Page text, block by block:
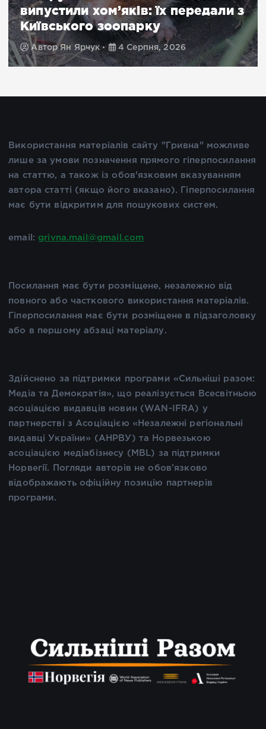
випустили хом’яків: їх передали з
Київського зоопарку
АвторЯн Ярчук 4 Серпня, 2026
Використання матеріалів сайту "Гривна" можливе
лише за умови позначення прямого гіперпосилання
на статтю, а також із обов'язковим вказуванням
автора статті (якщо його вказано). Гіперпосилання
має бути відкритим для пошукових систем.
email: grivna.mail@gmail.com
Посилання має бути розміщене, незалежно від
повного або часткового використання матеріалів.
Гіперпосилання має бути розміщене в підзаголовку
або в першому абзаці матеріалу.
Здійснено за підтримки програми «Сильніші разом:
Медіа та Демократія», що реалізується Всесвітньою
асоціацією видавців новин (WAN-IFRA) у
партнерстві з Асоціацією «Незалежні регіональні
видавці України» (АНРВУ) та Норвезькою
асоціацією медіабізнесу (MBL) за підтримки
Норвегії. Погляди авторів не обов’язково
відображають офіційну позицію партнерів
програми.